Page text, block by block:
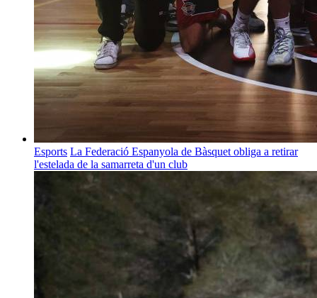
Esports La Federació Espanyola de Bàsquet obliga a retirar
l'estelada de la samarreta d'un club